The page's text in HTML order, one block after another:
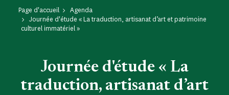
Page d'accueil
Agenda
Journée d'étude « La traduction, artisanat d’art et patrimoine
culturel immatériel »
Journée d'étude « La
traduction, artisanat d’art